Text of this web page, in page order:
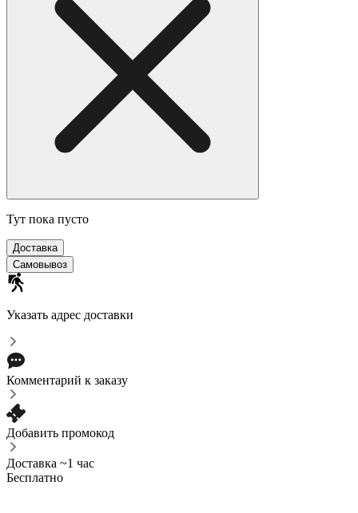
Тут пока пусто
Доставка
Самовывоз
Указать адрес доставки
Комментарий к заказу
Добавить промокод
Доставка ~1 час
Бесплатно